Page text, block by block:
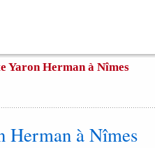
Yaron Herman à Nîmes
Herman à Nîmes